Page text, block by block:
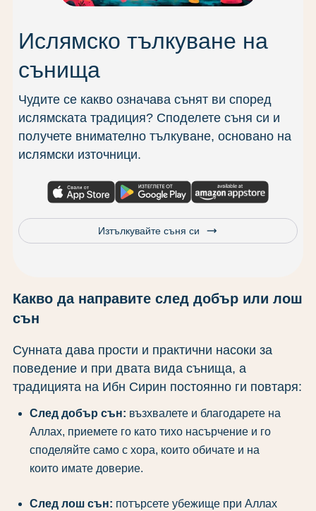
Ислямско тълкуване на
сънища
Чудите се какво означава сънят ви според
ислямската традиция? Споделете съня си и
получете внимателно тълкуване, основано на
ислямски източници.
Изтълкувайте съня си trending_flat
Какво да направите след добър или лош
сън
Сунната дава прости и практични насоки за
поведение и при двата вида сънища, а
традицията на Ибн Сирин постоянно ги повтаря:
След добър сън: възхвалете и благодарете на
Аллах, приемете го като тихо насърчение и го
споделяйте само с хора, които обичате и на
които имате доверие.
След лош сън: потърсете убежище при Аллах